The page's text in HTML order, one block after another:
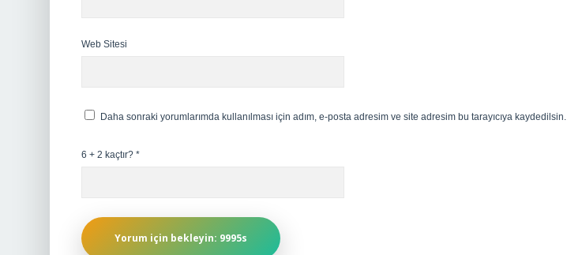
Web Sitesi
Daha sonraki yorumlarımda kullanılması için adım, e-posta adresim ve site adresim bu tarayıcıya kaydedilsin.
6 + 2 kaçtır? *